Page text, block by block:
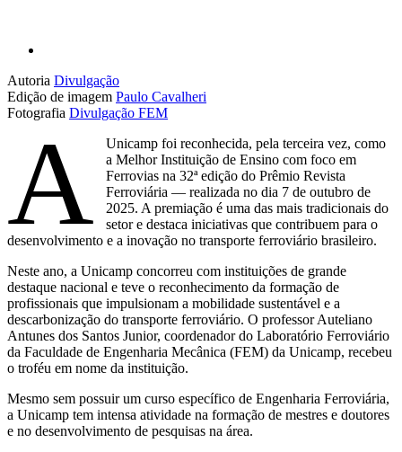
Autoria Divulgação
Edição de imagem Paulo Cavalheri
Fotografia Divulgação FEM
A
Unicamp foi reconhecida, pela terceira vez, como
a Melhor Instituição de Ensino com foco em
Ferrovias na 32ª edição do Prêmio Revista
Ferroviária — realizada no dia 7 de outubro de
2025. A premiação é uma das mais tradicionais do
setor e destaca iniciativas que contribuem para o
desenvolvimento e a inovação no transporte ferroviário brasileiro.
Neste ano, a Unicamp concorreu com instituições de grande
destaque nacional e teve o reconhecimento da formação de
profissionais que impulsionam a mobilidade sustentável e a
descarbonização do transporte ferroviário. O professor Auteliano
Antunes dos Santos Junior, coordenador do Laboratório Ferroviário
da Faculdade de Engenharia Mecânica (FEM) da Unicamp, recebeu
o troféu em nome da instituição.
Mesmo sem possuir um curso específico de Engenharia Ferroviária,
a Unicamp tem intensa atividade na formação de mestres e doutores
e no desenvolvimento de pesquisas na área.